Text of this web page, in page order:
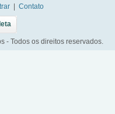
Contato
- Todos os direitos reservados.